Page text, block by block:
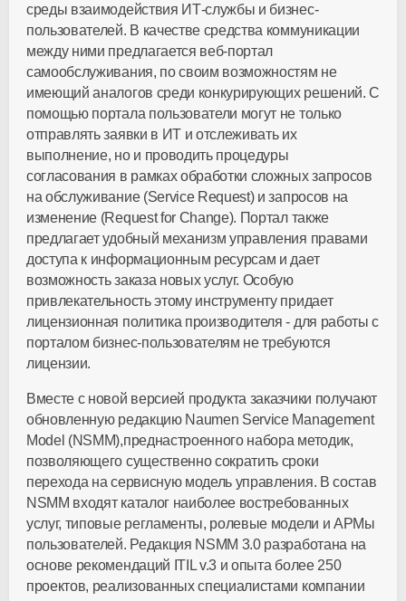
среды взаимодействия ИТ-службы и бизнес-
пользователей. В качестве средства коммуникации
между ними предлагается веб-портал
самообслуживания, по своим возможностям не
имеющий аналогов среди конкурирующих решений. С
помощью портала пользователи могут не только
отправлять заявки в ИТ и отслеживать их
выполнение, но и проводить процедуры
согласования в рамках обработки сложных запросов
на обслуживание (Service Request) и запросов на
изменение (Request for Change). Портал также
предлагает удобный механизм управления правами
доступа к информационным ресурсам и дает
возможность заказа новых услуг. Особую
привлекательность этому инструменту придает
лицензионная политика производителя - для работы с
порталом бизнес-пользователям не требуются
лицензии.
Вместе с новой версией продукта заказчики получают
обновленную редакцию Naumen Service Management
Model (NSMM),преднастроенного набора методик,
позволяющего существенно сократить сроки
перехода на сервисную модель управления. В состав
NSMM входят каталог наиболее востребованных
услуг, типовые регламенты, ролевые модели и АРМы
пользователей. Редакция NSMM 3.0 разработана на
основе рекомендаций ITIL v.3 и опыта более 250
проектов, реализованных специалистами компании